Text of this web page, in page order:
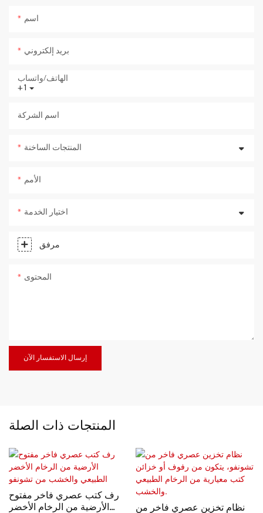
اسم
بريد إلكتروني
+1
الهاتف/واتساب
اسم الشركة
المنتجات الساخنة
الأمم
اختيار الخدمة
مرفق
المحتوى
إرسال الاستفسار الآن
المنتجات ذات الصلة
رف كتب عصري فاخر مفتوح
الأرضية من الرخام الأخضر
نظام تخزين عصري فاخر من